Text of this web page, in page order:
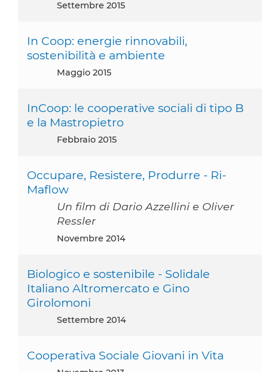
settembre 2015
In Coop: energie rinnovabili,
sostenibilità e ambiente
maggio 2015
InCoop: le cooperative sociali di tipo B
e la Mastropietro
febbraio 2015
Occupare, Resistere, Produrre - Ri-
Maflow
Un film di Dario Azzellini e Oliver
Ressler
novembre 2014
Biologico e sostenibile - Solidale
Italiano Altromercato e Gino
Girolomoni
settembre 2014
Cooperativa Sociale Giovani in Vita